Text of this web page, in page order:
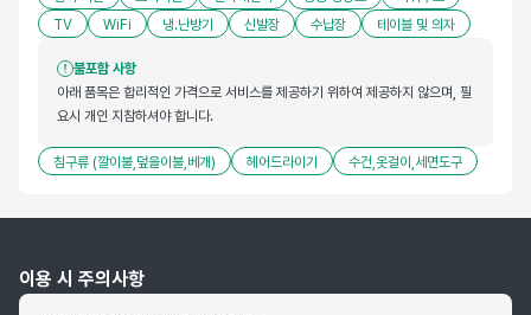
TV
WiFi 냉.난방기 신발장 수납장 테이블 및 의자
불포함 사항
아래 품목은 합리적인 가격으로 서비스를 제공하기 위하여 제공하지 않으며, 필
요시 개인 지참하셔야 합니다.
침구류 (깔이불,덮을이불,베개) 헤어드라이기 수건,옷걸이,세면도구
이용 시 주의사항